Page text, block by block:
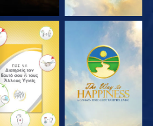
ΠΑΡΑΚΟΛΟΥΘΗΣΤΕ